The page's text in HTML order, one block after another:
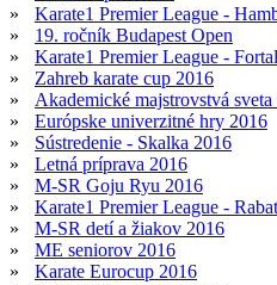
»
Karate1 Premier League -
»
19. ročník Budapest Open
»
Karate1 Premier League -
»
Zahreb karate cup 2016
»
Akademické majstrovstvá sveta
»
Európske univerzitné hry 2016
»
Sústredenie - Skalka 2016
»
Letná príprava 2016
»
M-SR Goju Ryu 2016
»
Karate1 Premier League -
»
M-SR detí a žiakov 2016
»
ME seniorov 2016
»
Karate Eurocup 2016